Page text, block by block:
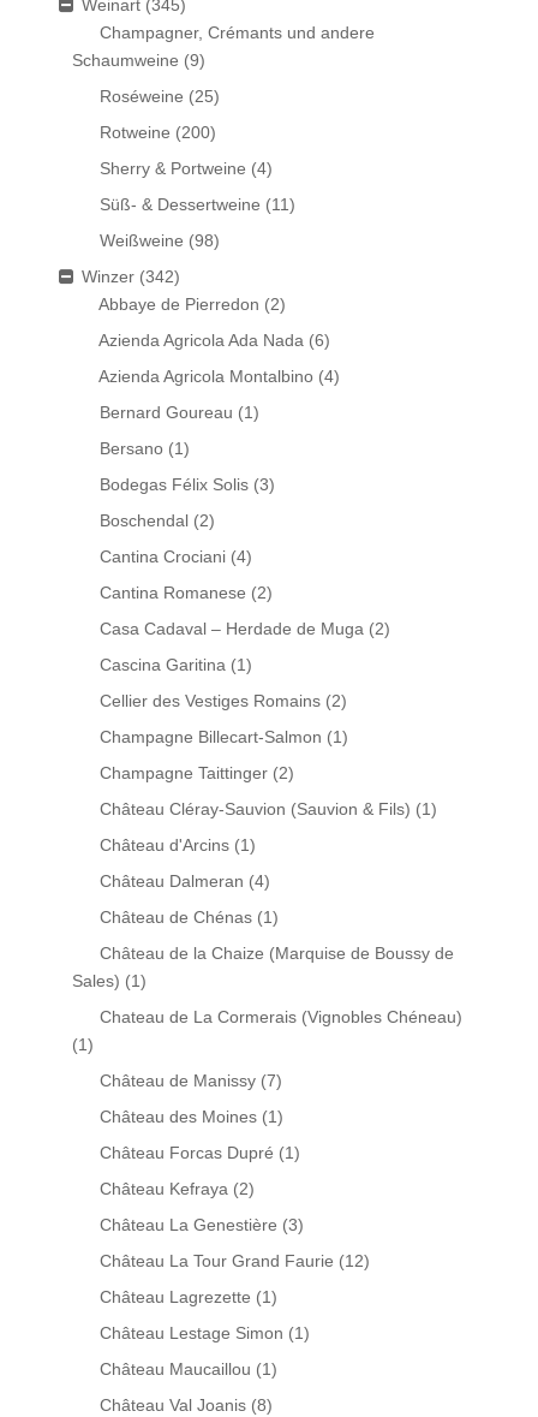
Weinart (345)
Champagner, Crémants und andere
Schaumweine (9)
Roséweine (25)
Rotweine (200)
Sherry & Portweine (4)
Süß- & Dessertweine (11)
Weißweine (98)
Winzer (342)
Abbaye de Pierredon (2)
Azienda Agricola Ada Nada (6)
Azienda Agricola Montalbino (4)
Bernard Goureau (1)
Bersano (1)
Bodegas Félix Solis (3)
Boschendal (2)
Cantina Crociani (4)
Cantina Romanese (2)
Casa Cadaval – Herdade de Muga (2)
Cascina Garitina (1)
Cellier des Vestiges Romains (2)
Champagne Billecart-Salmon (1)
Champagne Taittinger (2)
Château Cléray-Sauvion (Sauvion & Fils) (1)
Château d'Arcins (1)
Château Dalmeran (4)
Château de Chénas (1)
Château de la Chaize (Marquise de Boussy de
Sales) (1)
Chateau de La Cormerais (Vignobles Chéneau)
(1)
Château de Manissy (7)
Château des Moines (1)
Château Forcas Dupré (1)
Château Kefraya (2)
Château La Genestière (3)
Château La Tour Grand Faurie (12)
Château Lagrezette (1)
Château Lestage Simon (1)
Château Maucaillou (1)
Château Val Joanis (8)